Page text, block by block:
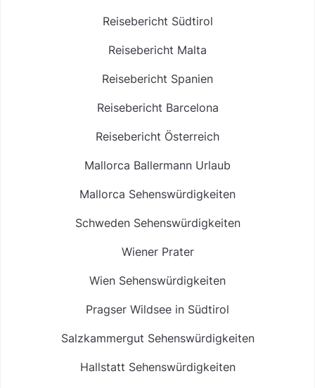
Reisebericht Südtirol
Reisebericht Malta
Reisebericht Spanien
Reisebericht Barcelona
Reisebericht Österreich
Mallorca Ballermann Urlaub
Mallorca Sehenswürdigkeiten
Schweden Sehenswürdigkeiten
Wiener Prater
Wien Sehenswürdigkeiten
Pragser Wildsee in Südtirol
Salzkammergut Sehenswürdigkeiten
Hallstatt Sehenswürdigkeiten